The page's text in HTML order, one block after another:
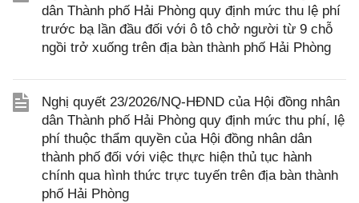
dân Thành phố Hải Phòng quy định mức thu lệ phí
trước bạ lần đầu đối với ô tô chở người từ 9 chỗ
ngồi trở xuống trên địa bàn thành phố Hải Phòng
Nghị quyết 23/2026/NQ-HĐND của Hội đồng nhân
dân Thành phố Hải Phòng quy định mức thu phí, lệ
phí thuộc thẩm quyền của Hội đồng nhân dân
thành phố đối với việc thực hiện thủ tục hành
chính qua hình thức trực tuyến trên địa bàn thành
phố Hải Phòng